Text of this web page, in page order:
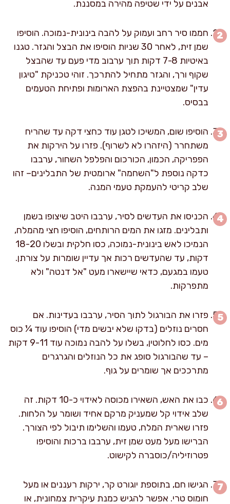
אבנים על ידי שטיפה מהירה במסננת.
חממו סיר רחב ועמוק על להבה בינונית-נמוכה. הוסיפו
שמן זית, לאחר 30 שניות הוסיפו את הבצל והגזר. טגנו
באיטיות 7-8 דקות תוך ערבוב מדי פעם עד שהבצל
שקוף ורך, והגזר מתחיל להתרכך. זוהי טכניקת "טיגון
עדין" שמצטיינת בהפצת הארומות ופתיחת הטעמים
בבסיס.
הוסיפו שום, המשיכו לטגן עוד כחצי דקה עד שהריח
משתחרר (היזהרו לא לשרוף). פזרו על הירקות את
הפפריקה, הכמון, הכורכום והפלפל השחור, ערבבו
כדקה נוספת ל"השחמה" ארומטית של התבלינים– זהו
שלב קריטי להעמקת טעמי המנה.
הכניסו את העדשים לסיר, ערבבו היטב שיצופו בשמן
ותבלינים. מזגו את המים הרותחים, הוסיפו חצי מהמלח,
הנמיכו לאש בינונית-נמוכה, כסו חלקית ובשלו 18-20
דקות, עד שהעדשים רכות אך עדיין שומרות על צורתן.
טעמו במגעם, כדאי שיישארו מעט "אל דנטה" ולא
מתפרקות.
פזרו את הבורגול לתוך הסיר, ערבבו בעדינות. אם
חסרים נוזלים (בדקו שלא יבשים מדי) הוסיפו עוד ¼ כוס
מים. כסו לחלוטין, בשלו על להבה נמוכה עוד 9-11 דקות
– עד שהבורגול סופג את כל הנוזלים והגרגרים
מתרככים אך שומרים על גוף.
כבו את האש, השאירו מכוסה לאידוי כ-10 דקות. זה
שלב אידוי קל שמעניק מרקם אחיד ושומר על הלחות.
פזרו שארית המלח, טעמו והשלימו תיבול לפי הצורך.
הברישו מעל מעט שמן זית, ערבבו ברכות והוסיפו
פטרוזיליה/כוסברה לקישוט.
הגישו חם, בתוספת יוגורט קר, ירקות רעננים או מעל
חומוס טרי. אפשר להגיש כמנת עיקרית צמחונית, או